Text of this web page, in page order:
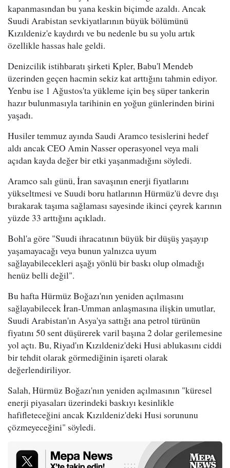
kapanmasından bu yana keskin biçimde azaldı. Ancak
Suudi Arabistan sevkiyatlarının büyük bölümünü
Kızıldeniz'e kaydırdı ve bu nedenle bu su yolu artık
özellikle hassas hale geldi.
Denizcilik istihbaratı şirketi Kpler, Babu'l Mendeb
üzerinden geçen hacmin sekiz kat arttığını tahmin ediyor.
Yenbu ise 1 Ağustos'ta yükleme için beş süper tankerin
hazır bulunmasıyla tarihinin en yoğun günlerinden birini
yaşadı.
Husiler temmuz ayında Saudi Aramco tesislerini hedef
aldı ancak CEO Amin Nasser operasyonel veya mali
açıdan kayda değer bir etki yaşanmadığını söyledi.
Aramco salı günü, İran savaşının enerji fiyatlarını
yükseltmesi ve Suudi boru hatlarının Hürmüz'ü devre dışı
bırakarak taşıma sağlaması sayesinde ikinci çeyrek karının
yüzde 33 arttığını açıkladı.
Bohl'a göre "Suudi ihracatının büyük bir düşüş yaşayıp
yaşamayacağı veya bunun yalnızca uyum
sağlayabilecekleri aşağı yönlü bir baskı olup olmadığı
henüz belli değil".
Bu hafta Hürmüz Boğazı'nın yeniden açılmasını
sağlayabilecek İran-Umman anlaşmasına ilişkin umutlar,
Suudi Arabistan'ın Asya'ya sattığı ana petrol türünün
fiyatını 50 sent düşürerek varil başına 2 dolar gerilemesine
yol açtı. Bu, Riyad'ın Kızıldeniz'deki Husi ablukasını ciddi
bir tehdit olarak görmediğinin işareti olarak
değerlendiriliyor.
Salah, Hürmüz Boğazı'nın yeniden açılmasının "küresel
enerji piyasaları üzerindeki baskıyı kesinlikle
hafifleteceğini ancak Kızıldeniz'deki Husi sorununu
çözmeyeceğini" söyledi.